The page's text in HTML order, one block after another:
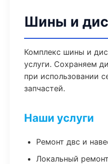
Шины и
Комплекс шины и
услуги. Сохраняем
при использовании
запчастей.
Наши услуги
Ремонт двс и
Локальный